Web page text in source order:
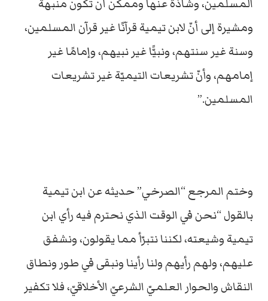
المسلمين، وشاذة عنها وممكن أن تكون منبهة
ومشيرة إلى أنّ لابن تيمية قرآنًا غير قرآن المسلمين،
وسنة غير سنتهم، ونبيًّا غير نبيهم، وإمامًا غير
إمامهم، وأنّ تشريعات التيميّة غير تشريعات
المسلمين.”
وختم المرجع “الصرخي” حديثه عن ابن تيمية
بالقول “نحن في الوقت الذي نحترم فيه رأي ابن
تيمية وشيعته، لكننا نتبرّأ مما يقولون، ونشفق
عليهم، ولهم رأيهم ولنا رأينا ونبقى في طور ونطاق
النقاش والحوار العلميّ الشرعيّ الأخلاقيّ، فلا تكفير